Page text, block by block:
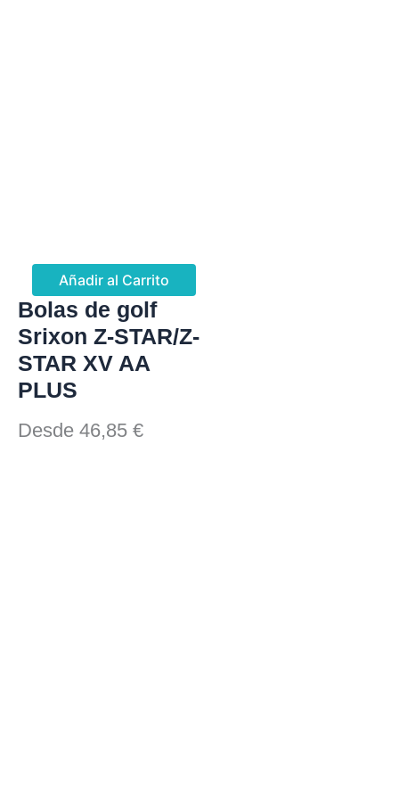
Añadir al Carrito
Bolas de golf
Srixon Z-STAR/Z-
STAR XV AA
PLUS
Desde 46,85 €